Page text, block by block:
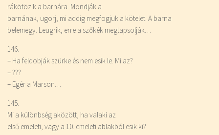
rákötözik a barnára. Mondják a
barnának, ugorj, mi addig megfogjuk a kötelet. A barna
belemegy. Leugrik, erre a szőkék megtapsolják…
146.
– Ha feldobják szürke és nem esik le. Mi az?
– ???
– Egér a Marson…
145.
Mi a különbség aközött, ha valaki az
első emeleti, vagy a 10. emeleti ablakból esik ki?